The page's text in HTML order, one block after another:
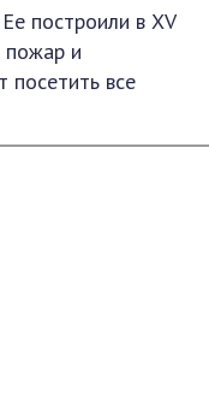
построили в XV
пожар и
посетить все